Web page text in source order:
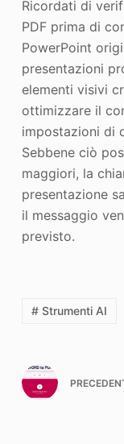
Ricordati di
PDF prima di
PowerPoint
presentazioni
elementi visivi
ottimizzare il
impostazioni di
Sebbene ciò
maggiori, la
presentazione
il messaggio
previsto.
# Strumenti AI